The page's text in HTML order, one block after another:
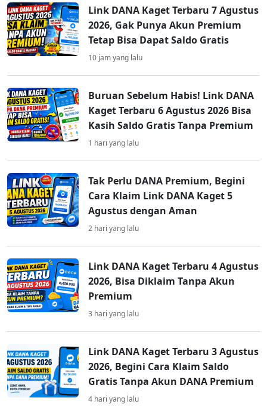
Link DANA Kaget Terbaru 7 Agustus
2026, Gak Punya Akun Premium
Tetap Bisa Dapat Saldo Gratis
10 jam yang lalu
Buruan Sebelum Habis! Link DANA
Kaget Terbaru 6 Agustus 2026 Bisa
Kasih Saldo Gratis Tanpa Premium
1 hari yang lalu
Tak Perlu DANA Premium, Begini
Cara Klaim Link DANA Kaget 5
Agustus dengan Aman
2 hari yang lalu
Link DANA Kaget Terbaru 4 Agustus
2026, Bisa Diklaim Tanpa Akun
Premium
3 hari yang lalu
Link DANA Kaget Terbaru 3 Agustus
2026, Begini Cara Klaim Saldo
Gratis Tanpa Akun DANA Premium
4 hari yang lalu